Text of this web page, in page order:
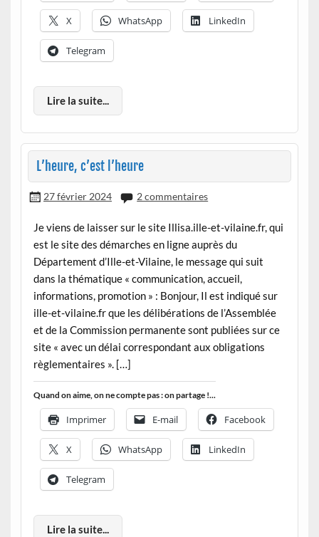
X WhatsApp LinkedIn
Telegram
Lire la suite...
L’heure, c’est l’heure
27 février 2024 2 commentaires
Je viens de laisser sur le site Illisa.ille-et-vilaine.fr, qui
est le site des démarches en ligne auprès du
Département d’Ille-et-Vilaine, le message qui suit
dans la thématique « communication, accueil,
informations, promotion » : Bonjour, Il est indiqué sur
ille-et-vilaine.fr que les délibérations de l’Assemblée
et de la Commission permanente sont publiées sur ce
site « avec un délai correspondant aux obligations
règlementaires ». […]
Quand on aime, on ne compte pas : on partage !...
Imprimer E-mail Facebook
X WhatsApp LinkedIn
Telegram
Lire la suite...